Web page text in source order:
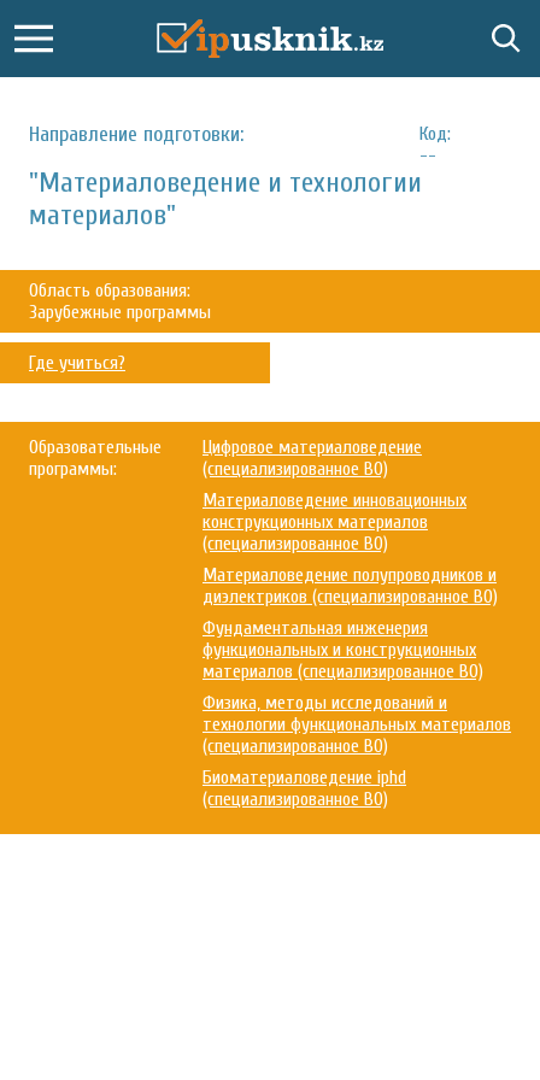
Направление подготовки:
Код:
--
"Материаловедение и технологии
материалов"
Область образования:
Зарубежные программы
Где учиться?
Образовательные
программы:
Цифровое материаловедение
(специализированное ВО)
Материаловедение инновационных
конструкционных материалов
(специализированное ВО)
Материаловедение полупроводников и
диэлектриков (специализированное ВО)
Фундаментальная инженерия
функциональных и конструкционных
материалов (специализированное ВО)
Физика, методы исследований и
технологии функциональных материалов
(специализированное ВО)
Биоматериаловедение iphd
(специализированное ВО)